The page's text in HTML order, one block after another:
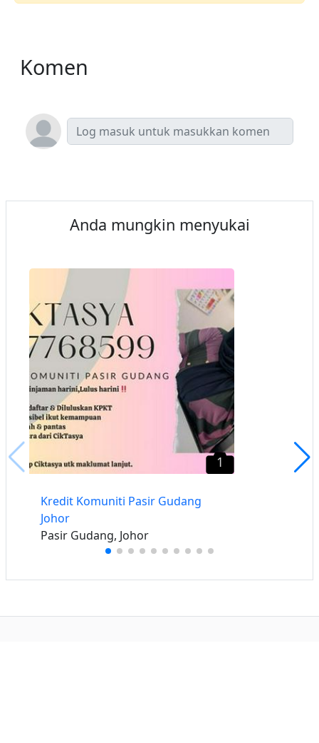
Komen
Anda mungkin menyukai
1
Kredit Komuniti Pasir Gudang
Johor
Pasir Gudang, Johor